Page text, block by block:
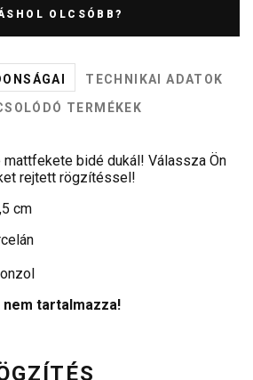
OLCSÓBB?
TECHNIKAI ADATOK
TERMÉKEK
bidé dukál! Válassza Ön
rejtett rögzítéssel!
cm
tartalmazza!